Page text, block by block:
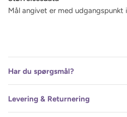
Mål angivet er med udgangspunkt
Har du spørgsmål?
Levering & Returnering